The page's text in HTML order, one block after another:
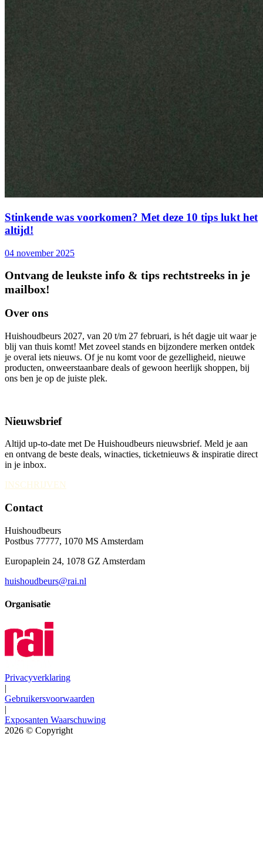
Stinkende was voorkomen? Met deze 10 tips lukt het
altijd!
04 november 2025
Ontvang de leukste info & tips rechtstreeks in je
mailbox!
Over ons
Huishoudbeurs 2027, van 20 t/m 27 februari, is hét dagje uit waar je
blij van thuis komt! Met zoveel stands en bijzondere merken ontdek
je overal iets nieuws. Of je nu komt voor de gezelligheid, nieuwe
producten, onweerstaanbare deals of gewoon heerlijk shoppen, bij
ons ben je op de juiste plek.
Nieuwsbrief
Altijd up-to-date met De Huishoudbeurs nieuwsbrief. Meld je aan
en ontvang de beste deals, winacties, ticketnieuws & inspiratie direct
in je inbox.
INSCHRIJVEN
Contact
Huishoudbeurs
Postbus 77777, 1070 MS Amsterdam
Europaplein 24, 1078 GZ Amsterdam
huishoudbeurs@rai.nl
Organisatie
Privacyverklaring
|
Gebruikersvoorwaarden
|
Exposanten Waarschuwing
2026 © Copyright